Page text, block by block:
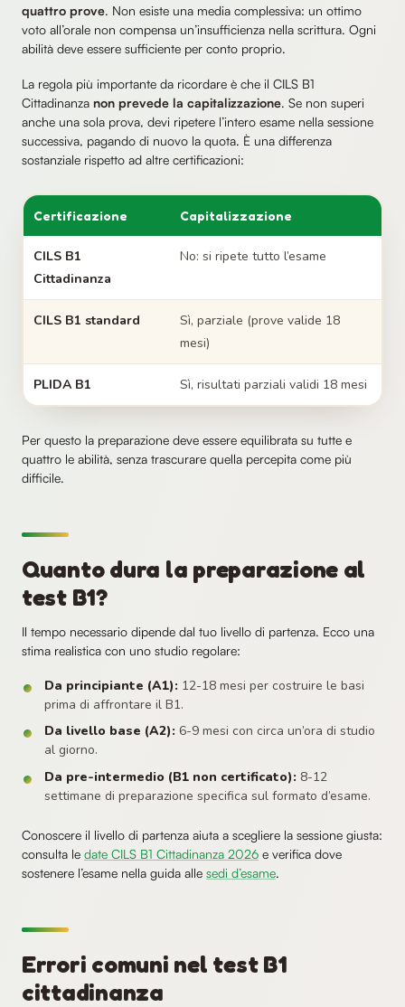
quattro prove. Non esiste una media complessiva: un ottimo
voto all’orale non compensa un’insufficienza nella scrittura. Ogni
abilità deve essere sufficiente per conto proprio.
La regola più importante da ricordare è che il CILS B1
Cittadinanza non prevede la capitalizzazione. Se non superi
anche una sola prova, devi ripetere l’intero esame nella sessione
successiva, pagando di nuovo la quota. È una differenza
sostanziale rispetto ad altre certificazioni:
Certificazione Capitalizzazione
CILS B1
Cittadinanza
No: si ripete tutto l’esame
CILS B1 standard
Sì, parziale (prove valide 18
mesi)
PLIDA B1 Sì, risultati parziali validi 18 mesi
Per questo la preparazione deve essere equilibrata su tutte e
quattro le abilità, senza trascurare quella percepita come più
difficile.
Quanto dura la preparazione al
test B1?
Il tempo necessario dipende dal tuo livello di partenza. Ecco una
stima realistica con uno studio regolare:
Da principiante (A1): 12-18 mesi per costruire le basi
prima di affrontare il B1.
Da livello base (A2): 6-9 mesi con circa un’ora di studio
al giorno.
Da pre-intermedio (B1 non certificato): 8-12
settimane di preparazione specifica sul formato d’esame.
Conoscere il livello di partenza aiuta a scegliere la sessione giusta:
consulta le date CILS B1 Cittadinanza 2026 e verifica dove
sostenere l’esame nella guida alle sedi d’esame.
Errori comuni nel test B1
cittadinanza